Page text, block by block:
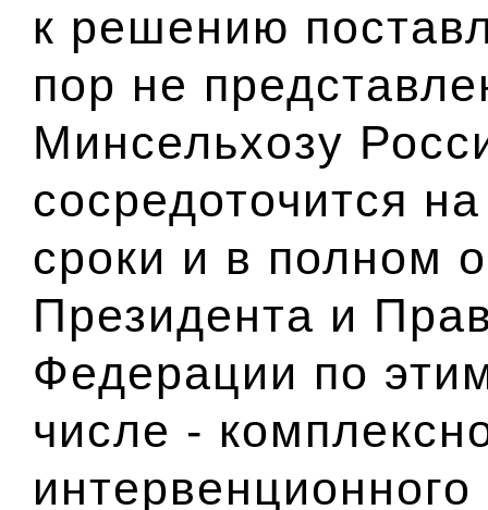
к решению
пор не
Минсельхозу
сосредоточится
сроки и в полном
Президента и
Федерации по
числе -